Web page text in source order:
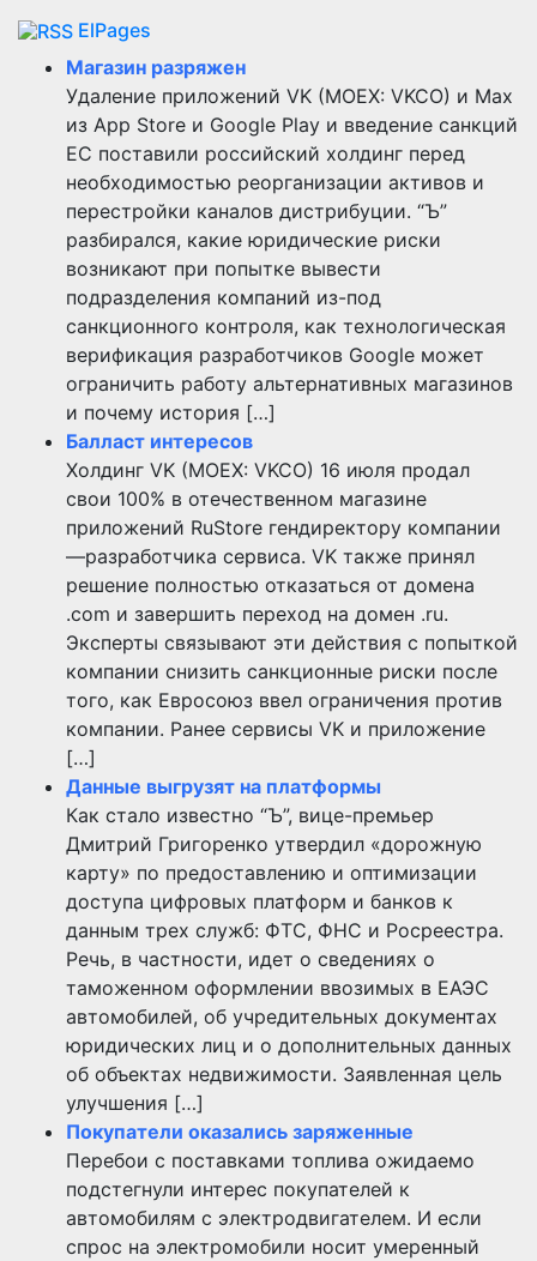
ElPages
Магазин разряжен
Удаление приложений VK (MOEX: VKCO) и Max
из App Store и Google Play и введение санкций
ЕС поставили российский холдинг перед
необходимостью реорганизации активов и
перестройки каналов дистрибуции. “Ъ”
разбирался, какие юридические риски
возникают при попытке вывести
подразделения компаний из-под
санкционного контроля, как технологическая
верификация разработчиков Google может
ограничить работу альтернативных магазинов
и почему история […]
Балласт интересов
Холдинг VK (MOEX: VKCO) 16 июля продал
свои 100% в отечественном магазине
приложений RuStore гендиректору компании
—разработчика сервиса. VK также принял
решение полностью отказаться от домена
.com и завершить переход на домен .ru.
Эксперты связывают эти действия с попыткой
компании снизить санкционные риски после
того, как Евросоюз ввел ограничения против
компании. Ранее сервисы VK и приложение
[…]
Данные выгрузят на платформы
Как стало известно “Ъ”, вице-премьер
Дмитрий Григоренко утвердил «дорожную
карту» по предоставлению и оптимизации
доступа цифровых платформ и банков к
данным трех служб: ФТС, ФНС и Росреестра.
Речь, в частности, идет о сведениях о
таможенном оформлении ввозимых в ЕАЭС
автомобилей, об учредительных документах
юридических лиц и о дополнительных данных
об объектах недвижимости. Заявленная цель
улучшения […]
Покупатели оказались заряженные
Перебои с поставками топлива ожидаемо
подстегнули интерес покупателей к
автомобилям с электродвигателем. И если
спрос на электромобили носит умеренный